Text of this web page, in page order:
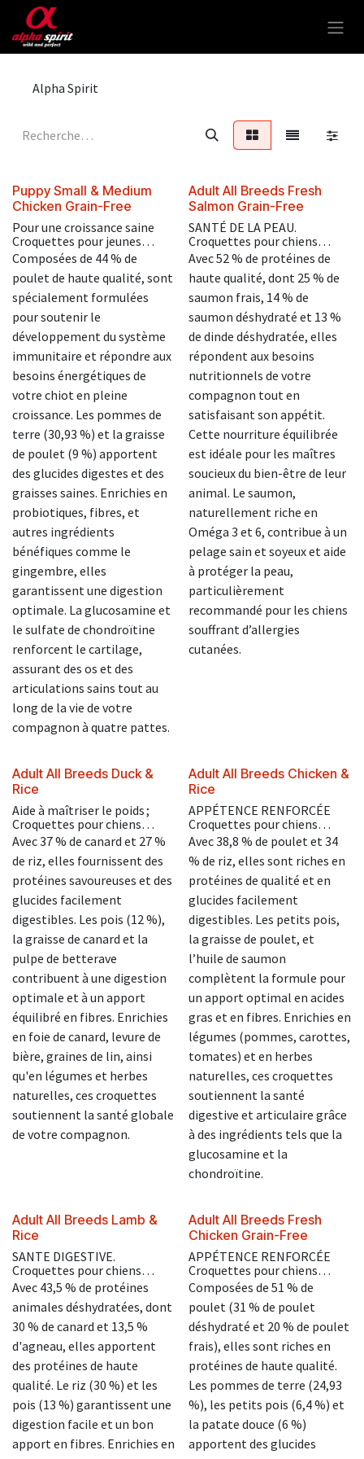
Se rendre au contenu
Alpha Spirit
Puppy Small & Medium
Chicken Grain-Free
Pour une croissance saine
Croquettes pour jeunes
chiens de moins de 12 mois
de petites et moyennes
tailles.
Composées de 44 % de
poulet de haute qualité, sont
spécialement formulées
pour soutenir le
développement du système
immunitaire et répondre aux
besoins énergétiques de
votre chiot en pleine
croissance. Les pommes de
terre (30,93 %) et la graisse
de poulet (9 %) apportent
des glucides digestes et des
graisses saines. Enrichies en
probiotiques, fibres, et
autres ingrédients
bénéfiques comme le
gingembre, elles
garantissent une digestion
optimale. La glucosamine et
le sulfate de chondroïtine
renforcent le cartilage,
assurant des os et des
articulations sains tout au
long de la vie de votre
compagnon à quatre pattes.
Adult All Breeds Fresh
Salmon Grain-Free
SANTÉ DE LA PEAU.
Croquettes pour chiens
adultes dès 12 mois, de
moyenne et grande taille,
formulées pour favoriser une
bonne digestion et
améliorer la santé de la peau.
Avec 52 % de protéines de
haute qualité, dont 25 % de
saumon frais, 14 % de
saumon déshydraté et 13 %
de dinde déshydratée, elles
répondent aux besoins
nutritionnels de votre
compagnon tout en
satisfaisant son appétit.
Cette nourriture équilibrée
est idéale pour les maîtres
soucieux du bien-être de leur
animal. Le saumon,
naturellement riche en
Oméga 3 et 6, contribue à un
pelage sain et soyeux et aide
à protéger la peau,
particulièrement
recommandé pour les chiens
souffrant d’allergies
cutanées.
Adult All Breeds Duck &
Rice
Aide à maîtriser le poids ;
Croquettes pour chiens
adultes en surpoids à partir
grande tailles.
Avec 37 % de canard et 27 %
de riz, elles fournissent des
protéines savoureuses et des
glucides facilement
digestibles. Les pois (12 %),
la graisse de canard et la
pulpe de betterave
contribuent à une digestion
optimale et à un apport
équilibré en fibres. Enrichies
en foie de canard, levure de
bière, graines de lin, ainsi
qu'en légumes et herbes
naturelles, ces croquettes
soutiennent la santé globale
de votre compagnon.
Adult All Breeds Chicken &
Rice
APPÉTENCE RENFORCÉE
Croquettes pour chiens
adultes à partir de 12 mois de
moyenne et grande tailles.
Avec 38,8 % de poulet et 34
% de riz, elles sont riches en
protéines de qualité et en
glucides facilement
digestibles. Les petits pois,
la graisse de poulet, et
l’huile de saumon
complètent la formule pour
un apport optimal en acides
gras et en fibres. Enrichies en
légumes (pommes, carottes,
tomates) et en herbes
naturelles, ces croquettes
soutiennent la santé
digestive et articulaire grâce
à des ingrédients tels que la
glucosamine et la
chondroïtine.
Adult All Breeds Lamb &
Rice
SANTE DIGESTIVE.
Croquettes pour chiens
adultes dès 12 mois, de
moyenne et grande taille,
formulées pour favoriser une
bonne digestion.
Avec 43,5 % de protéines
animales déshydratées, dont
30 % de canard et 13,5 %
d'agneau, elles apportent
des protéines de haute
qualité. Le riz (30 %) et les
pois (13 %) garantissent une
digestion facile et un bon
apport en fibres. Enrichies en
Adult All Breeds Fresh
Chicken Grain-Free
APPÉTENCE RENFORCÉE
Croquettes pour chiens
adultes à partir de 12 mois de
moyenne et grande tailles.
Composées de 51 % de
poulet (31 % de poulet
déshydraté et 20 % de poulet
frais), elles sont riches en
protéines de haute qualité.
Les pommes de terre (24,93
%), les petits pois (6,4 %) et
la patate douce (6 %)
apportent des glucides